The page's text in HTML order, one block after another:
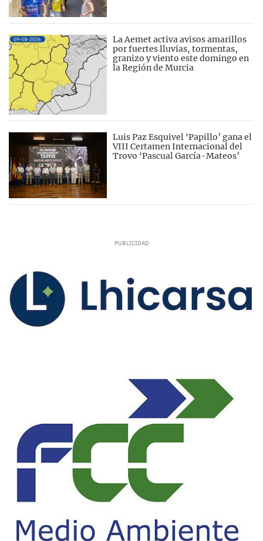
La Aemet activa avisos amarillos
por fuertes lluvias, tormentas,
granizo y viento este domingo en
la Región de Murcia
Luis Paz Esquivel ‘Papillo’ gana el
VIII Certamen Internacional del
Trovo ‘Pascual García-Mateos’